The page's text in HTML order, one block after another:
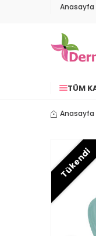
Anasayfa
TÜM
Anasayfa
Tükendi